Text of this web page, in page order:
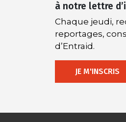
à notre lettre
Chaque jeudi,
reportages,
d’Entraid.
JE M'INSCRIS